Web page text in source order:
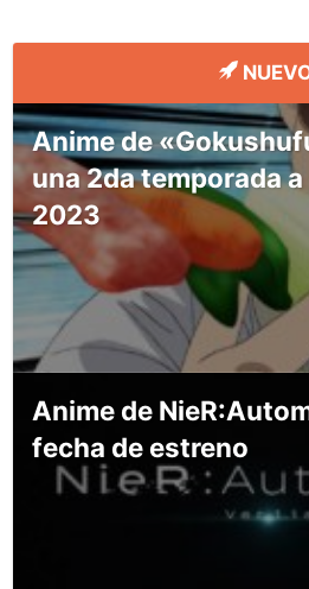
Anime de
una 2da temporada
2023
Anime de
fecha de estreno